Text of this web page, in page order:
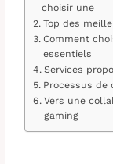
choisir une
Top des
Comment
essentiels
Services
Processus de
Vers une
gaming